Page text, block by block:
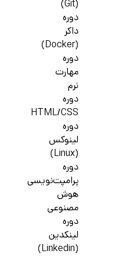
(Git)
دوره
داکر
(Docker)
دوره
مهارت
نرم
دوره
HTML/CSS
دوره
لینوکس
(Linux)
دوره
پرامپت‌نویسی
هوش
مصنوعی
دوره
لینکدین
(Linkedin)